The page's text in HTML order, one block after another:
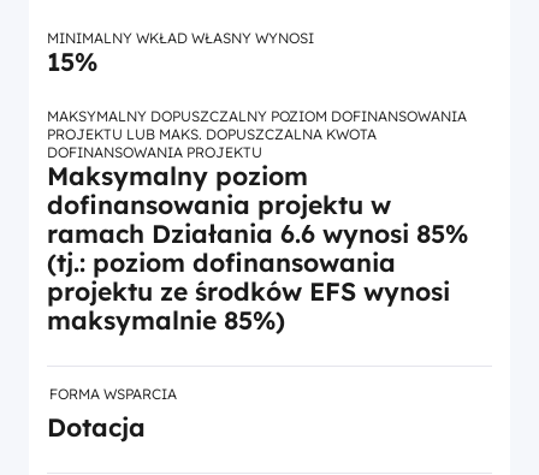
MINIMALNY WKŁAD WŁASNY WYNOSI
15%
MAKSYMALNY DOPUSZCZALNY POZIOM DOFINANSOWANIA
PROJEKTU LUB MAKS. DOPUSZCZALNA KWOTA
DOFINANSOWANIA PROJEKTU
Maksymalny poziom
dofinansowania projektu w
ramach Działania 6.6 wynosi 85%
(tj.: poziom dofinansowania
projektu ze środków EFS wynosi
maksymalnie 85%)
FORMA WSPARCIA
Dotacja